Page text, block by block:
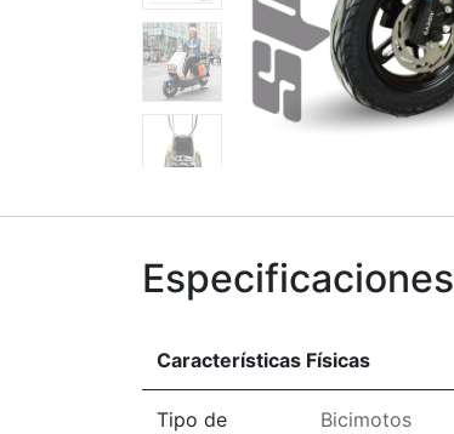
Especificaciones
Características Físicas
Tipo de Bicimotos